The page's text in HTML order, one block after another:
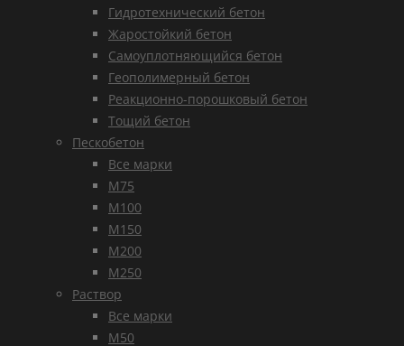
Гидротехнический бетон
Жаростойкий бетон
Самоуплотняющийся бетон
Геополимерный бетон
Реакционно-порошковый бетон
Тощий бетон
Пескобетон
Все марки
М75
М100
М150
М200
М250
Раствор
Все марки
М50